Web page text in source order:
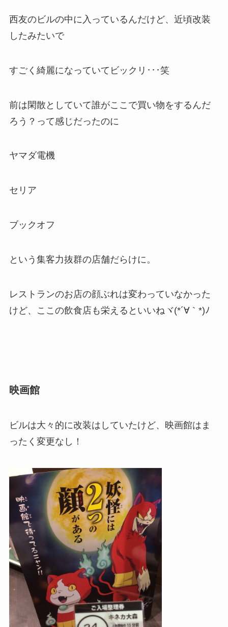
西友のビルの中に入っているんだけど、近頃改装
したみたいで
すごく綺麗になっていてビックリ･･･笑
前は閑散としていて誰がここで買い物をするんだ
ろう？って感じだったのに
ヤマダ電機
セリア
ブックオフ
という集客力抜群の店舗だらけに。
レストランのお店の顔ぶれは変わっていなかった
けど、ここの飲食店も栄えるといいねヾ(*´∀｀*)ﾉ
映画館
ビルは大々的に改装はしていたけど、映画館はま
ったく変更なし！